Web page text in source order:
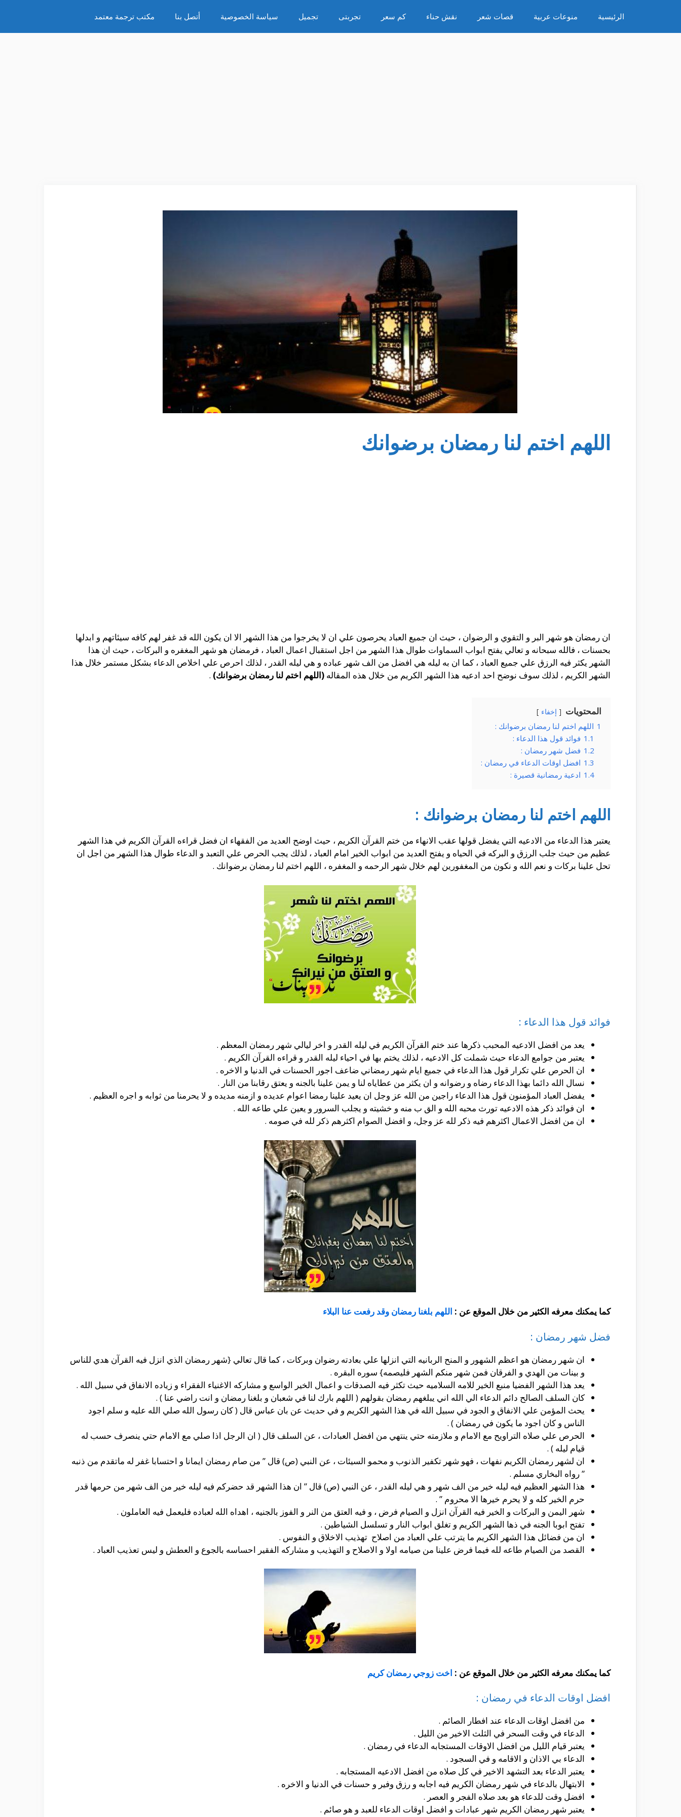
المحتوى
الرئيسية منوعات عربية قصات شعر نقش حناء كم سعر تجربتى تجميل سياسة الخصوصية أتصل بنا مكتب ترجمة معتمد
اللهم اختم لنا رمضان برضوانك
ان رمضان هو شهر البر و التقوي و الرضوان ، حيث ان جميع العباد يحرصون علي ان لا يخرجوا من هذا الشهر الا ان يكون الله قد غفر لهم كافه سيئاتهم و ابدلها
بحسنات ، فالله سبحانه و تعالي يفتح ابواب السماوات طوال هذا الشهر من اجل استقبال اعمال العباد ، فرمضان هو شهر المغفره و البركات ، حيث ان هذا
الشهر يكثر فيه الرزق علي جميع العباد ، كما ان به ليله هي افضل من الف شهر عباده و هي ليله القدر ، لذلك احرص علي اخلاص الدعاء بشكل مستمر خلال هذا
الشهر الكريم ، لذلك سوف نوضح احد ادعيه هذا الشهر الكريم من خلال هذه المقاله (اللهم اختم لنا رمضان برضوانك) .
المحتويات إخفاء
1 اللهم اختم لنا رمضان برضوانك :
1.1 فوائد قول هذا الدعاء :
1.2 فضل شهر رمضان :
1.3 افضل اوقات الدعاء في رمضان :
1.4 ادعية رمضانية قصيرة :
اللهم اختم لنا رمضان برضوانك :
يعتبر هذا الدعاء من الادعيه التي يفضل قولها عقب الانهاء من ختم القرآن الكريم ، حيث اوضح العديد من الفقهاء ان فضل قراءه القرآن الكريم في هذا الشهر
عظيم من حيث جلب الرزق و البركه في الحياه و يفتح العديد من ابواب الخير امام العباد ، لذلك يجب الحرص علي التعبد و الدعاء طوال هذا الشهر من اجل ان
تحل علينا بركات و نعم الله و نكون من المغفورين لهم خلال شهر الرحمه و المغفره ، اللهم اختم لنا رمضان برضوانك .
فوائد قول هذا الدعاء :
يعد من افضل الادعيه المحبب ذكرها عند ختم القرآن الكريم في ليله القدر و اخر ليالي شهر رمضان المعظم .
يعتبر من جوامع الدعاء حيث شملت كل الادعيه ، لذلك يختم بها في احياء ليله القدر و قراءه القرآن الكريم .
ان الحرص علي تكرار قول هذا الدعاء في جميع ايام شهر رمضاني ضاعف اجور الحسنات في الدنيا و الاخره .
نسال الله دائما بهذا الدعاء رضاه و رضوانه و ان يكثر من عطاياه لنا و يمن علينا بالجنه و يعتق رقابنا من النار .
يفضل العباد المؤمنون قول هذا الدعاء راجين من الله عز وجل ان يعيد علينا رمضا اعوام عديده و ازمنه مديده و لا يحرمنا من ثوابه و اجره العظيم .
ان فوائد ذكر هذه الادعيه تورث محبه الله و الق ب منه و خشيته و يجلب السرور و يعين علي طاعه الله .
ان من افضل الاعمال اكثرهم فيه ذكر لله عز وجل، و افضل الصوام اكثرهم ذكر لله في صومه .
كما يمكنك معرفه الكثير من خلال الموقع عن : اللهم بلغنا رمضان وقد رفعت عنا البلاء
فضل شهر رمضان :
ان شهر رمضان هو اعظم الشهور و المنح الربانيه التي انزلها علي بعادته رضوان وبركات ، كما قال تعالي {شهر رمضان الذي انزل فيه القرآن هدي للناس
و بينات من الهدي و الفرقان فمن شهر منكم الشهر فليصمه} سوره البقره .
يعد هذا الشهر الفضيا منبع الخير للامه السلاميه حيث تكثر فيه الصدقات و اعمال الخير الواسع و مشاركه الاغنياء الفقراء و زياده الانفاق في سبيل الله .
كان السلف الصالح دائم الدعاء الي الله اني يبلغهم رمضان بقولهم ( اللهم بارك لنا في شعبان و بلغنا رمضان و انت راضي عنا ) .
يحث المؤمن علي الانفاق و الجود في سبيل الله في هذا الشهر الكريم و في حديث عن بان عباس قال ( كان رسول الله صلي الله عليه و سلم اجود
الناس و كان اجود ما يكون في رمضان ) .
الحرص علي صلاه التراويح مع الامام و ملازمته حتي ينتهي من افضل العبادات ، عن السلف قال ( ان الرجل اذا صلي مع الامام حتي ينصرف حسب له
قيام ليله ) .
ان لشهر رمضان الكريم نفهات ، فهو شهر تكفير الذنوب و محمو السيئات ، عن النبي (ص) قال ” من صام رمضان ايمانا و احتسابا غفر له ماتقدم من ذنبه
” رواه البخاري مسلم .
هذا الشهر العظيم فيه ليله خير من الف شهر و هي ليله القدر ، عن النبي (ص) قال ” ان هذا الشهر قد حضركم فيه ليله خير من الف شهر من حرمها قدر
حرم الخير كله و لا يحرم خيرها الا محروم ” .
شهر اليمن و البركات و الخير فيه القرآن انزل و الصيام فرض ، و فيه العتق من النر و الفوز بالجنيه ، اهداه الله لعباده فليعمل فيه العاملون .
تفتح ابوبا الجنه في ذها الشهر الكريم و تغلق ابواب النار و تسلسل الشياطين .
ان من فضائل هذا الشهر الكريم ما يترتب علي العباد من اصلاح تهذيب الاخلاق و النفوس .
القصد من الصيام طاعه لله فيما فرض علينا من صيامه اولا و الاصلاح و التهذيب و مشاركه الفقير احساسه بالجوع و العطش و ليس تعذيب العباد .
كما يمكنك معرفه الكثير من خلال الموقع عن : اخت زوجي رمضان كريم
افضل اوقات الدعاء في رمضان :
من افضل اوقات الدعاء عند افطار الصائم .
الدعاء في وقت السحر في الثلث الاخير من الليل .
يعتبر قيام الليل من افضل الاوقات المستجابه الدعاء في رمضان .
الدعاء بي الاذان و الاقامه و في السجود .
يعتبر الدعاء بعد التشهد الاخير في كل صلاه من افضل الادعيه المستجابه .
الابتهال بالدعاء في شهر رمضان الكريم فيه اجابه و رزق وفير و حسنات في الدنيا و الاخره .
افضل وقت للدعاء هو بعد صلاه الفجر و العصر .
يعتبر شهر رمضان الكريم شهر عبادات و افضل اوقات الدعاء للعبد و هو صائم .